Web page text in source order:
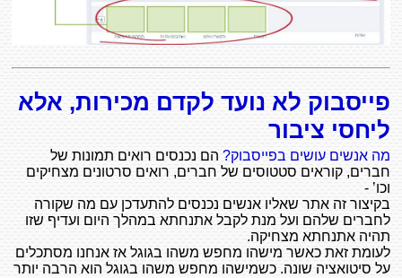
פייסבוק לא נועד לקדם מכירות, אלא
ליחסי ציבור
מה אנשים עושים בפייסבוק? הם נכנסים רואים תמונות של
חברים, קוראים סטטוסים של חברים, רואים סרטונים מצחיקים
וכו’ -
בקיצור זה אתר שאליו אנשים נכנסים להתעדכן עם מה שקורה
לחברים שלהם ועל מנת לקבל אתנחתא במהלך היום ועדיף שזו
תהיה אתנחתא מצחיקה.
לעומת זאת כאשר מישהו מחפש משהו בגוגל אז אנחנו מסתכלים
על סיטואציה שונה. כשמישהו מחפש משהו בגוגל הוא הרבה יותר